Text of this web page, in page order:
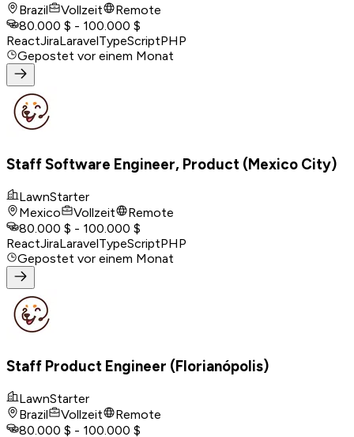
Brazil
Vollzeit
Remote
80.000 $ - 100.000 $
ReactJiraLaravelTypeScriptPHP
Gepostet vor einem Monat
Staff Software Engineer, Product (Mexico City)
LawnStarter
Mexico
Vollzeit
Remote
80.000 $ - 100.000 $
ReactJiraLaravelTypeScriptPHP
Gepostet vor einem Monat
Staff Product Engineer (Florianópolis)
LawnStarter
Brazil
Vollzeit
Remote
80.000 $ - 100.000 $